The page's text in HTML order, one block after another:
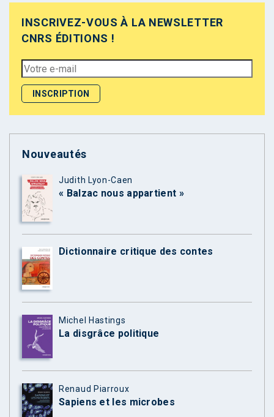
INSCRIVEZ-VOUS À LA NEWSLETTER
CNRS ÉDITIONS !
Nouveautés
Judith Lyon-Caen
« Balzac nous appartient »
Dictionnaire critique des contes
Michel Hastings
La disgrâce politique
Renaud Piarroux
Sapiens et les microbes